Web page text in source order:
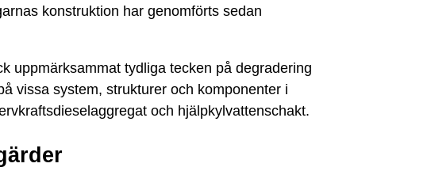
konstruktion har genomförts sedan
uppmärksammat tydliga tecken på degradering
vissa system, strukturer och komponenter i
och hjälpkylvattenschakt.